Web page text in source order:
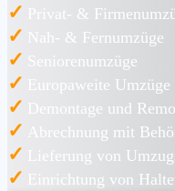
✓ Privat- &
✓ Nah- & Fernumzüge
✓ Seniorenumzüge
✓ Europaweite Umzüge
✓ Demontage und
✓ Abrechnung mit
✓ Lieferung von
✓ Einrichtung von